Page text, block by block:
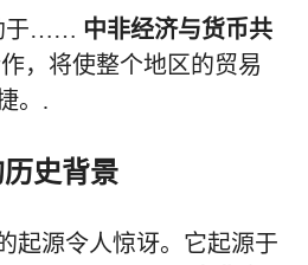
于…… 中非经济与货币共
，将使整个地区的贸易
。.
史背景
起源令人惊讶。它起源于